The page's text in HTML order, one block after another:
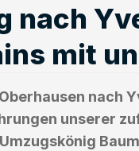
nach
mit
nach
unserer